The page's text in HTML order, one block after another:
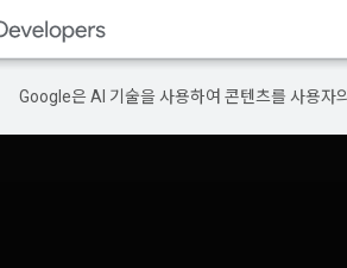
Google은 AI 기술을 사용하여 콘텐츠를 사용자